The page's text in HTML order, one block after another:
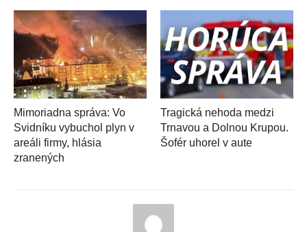
Mimoriadna správa: Vo
Svidníku vybuchol plyn v
areáli firmy, hlásia
zranených
Tragická nehoda medzi
Trnavou a Dolnou Krupou.
Šofér uhorel v aute